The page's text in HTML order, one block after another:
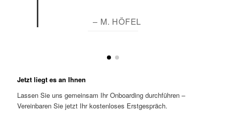
– M. HÖFEL
Jetzt liegt es an Ihnen
Lassen Sie uns gemeinsam Ihr Onboarding durchführen –
Vereinbaren Sie jetzt Ihr kostenloses Erstgespräch.